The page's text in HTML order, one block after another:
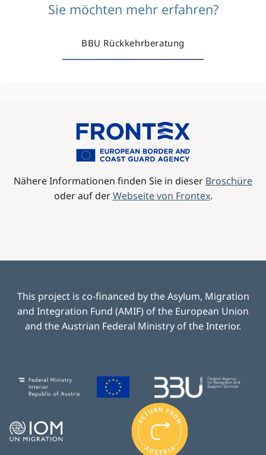
Sie möchten mehr erfahren?
BBU Rückkehrberatung
Nähere Informationen finden Sie in dieser Broschüre
oder auf derWebseite von Frontex.
This project is co-financed by the Asylum, Migration
and Integration Fund (AMIF) of the European Union
and the Austrian Federal Ministry of the Interior.
Image Image Image
Image